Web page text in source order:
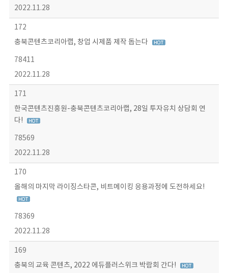
2022.11.28
172
충북콘텐츠코리아랩, 창업 시제품 제작 돕는다
78411
2022.11.28
171
한국콘텐츠진흥원-충북콘텐츠코리아랩, 28일 투자유치 상담회 연
다!
78569
2022.11.28
170
올해의 마지막 라이징스타콘, 비트메이킹 응용과정에 도전하세요!
78369
2022.11.28
169
충북의 교육 콘텐츠, 2022 에듀플러스위크 박람회 간다!